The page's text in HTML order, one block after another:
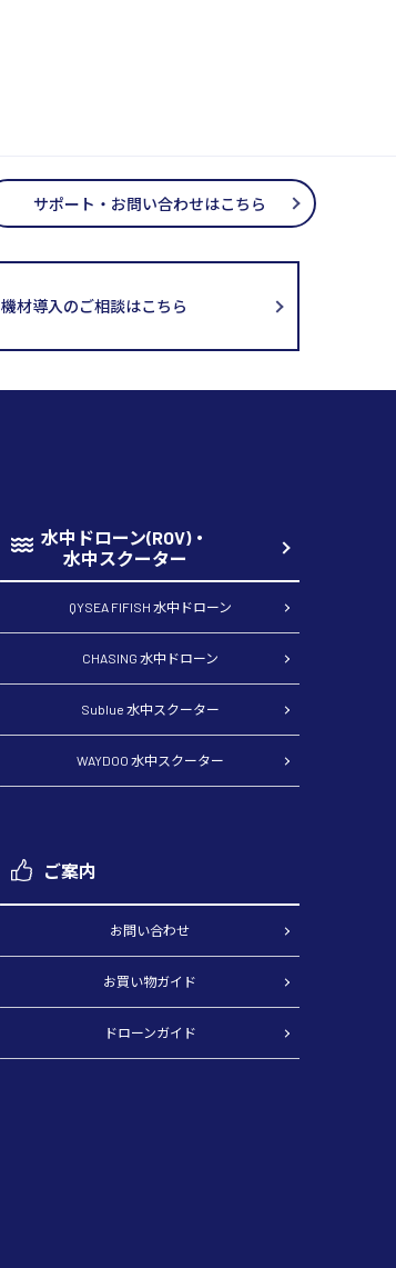
サポート・お問い合わせはこちら
機材導入のご相談はこちら
水中ドローン(ROV)・
水中スクーター
QYSEA FIFISH 水中ドローン
CHASING 水中ドローン
Sublue 水中スクーター
WAYDOO 水中スクーター
ご案内
お問い合わせ
お買い物ガイド
ドローンガイド